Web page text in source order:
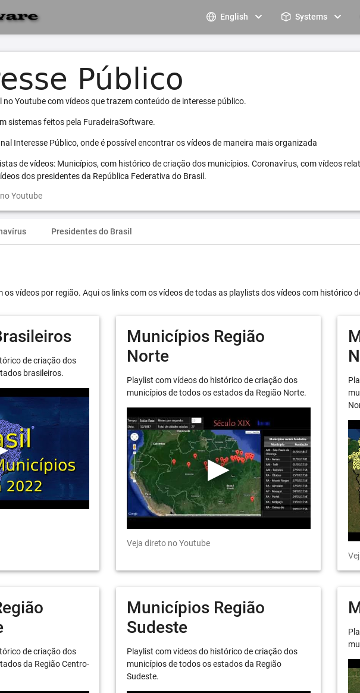
English Systems
no Youtube com vídeos que trazem conteúdo de interesse público.
sistemas feitos pela FuradeiraSoftware.
Interesse Público, onde é possível encontrar os vídeos de maneira mais organizada
de vídeos: Municípios, com histórico de criação dos municípios. Coronavírus, com vídeos
dos presidentes da República Federativa do Brasil.
Youtube
Presidentes do Brasil
vídeos por região. Aqui os links com os vídeos de todas as playlists dos vídeos com histórico
de criação dos
brasileiros.
Municípios Região
Norte
Playlist com vídeos do histórico de criação dos
municípios de todos os estados da Região Norte.
Veja direto no Youtube
de criação dos
da Região Centro-
Municípios Região
Sudeste
Playlist com vídeos do histórico de criação dos
municípios de todos os estados da Região
Sudeste.